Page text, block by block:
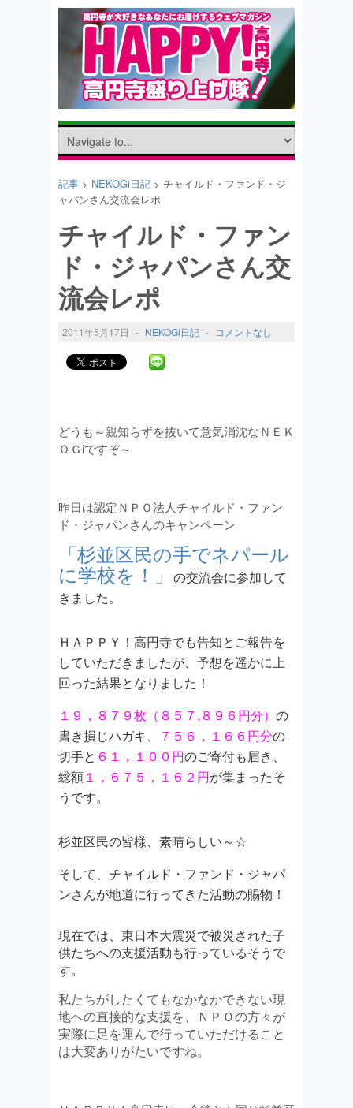
記事 > NEKOGi日記 > チャイルド・ファンド・ジ
ャパンさん交流会レポ
チャイルド・ファン
ド・ジャパンさん交
流会レポ
2011年5月17日 - NEKOGi日記 - コメントなし
どうも～親知らずを抜いて意気消沈なＮＥＫ
ＯＧiですぞ～
昨日は認定ＮＰＯ法人チャイルド・ファン
ド・ジャパンさんのキャンペーン
「杉並区民の手でネパール
に学校を！」
の交流会に参加して
きました。
ＨＡＰＰＹ！高円寺でも告知とご報告を
していただきましたが、予想を遥かに上
回った結果となりました！
１９，８７９枚（８５７,８９６円分） の
書き損じハガキ、
７５６，１６６円分の
切手と ６１，１００円のご寄付も届き、
総額１，６７５，１６２円が集まったそ
うです。
杉並区民の皆様、素晴らしい～☆
そして、チャイルド・ファンド・ジャパ
ンさんが地道に行ってきた活動の賜物！
現在では、東日本大震災で被災された子
供たちへの支援活動も行っているそうで
す。
私たちがしたくてもなかなかできない現
地への直接的な支援を、ＮＰＯの方々が
実際に足を運んで行っていただけること
は大変ありがたいですね。